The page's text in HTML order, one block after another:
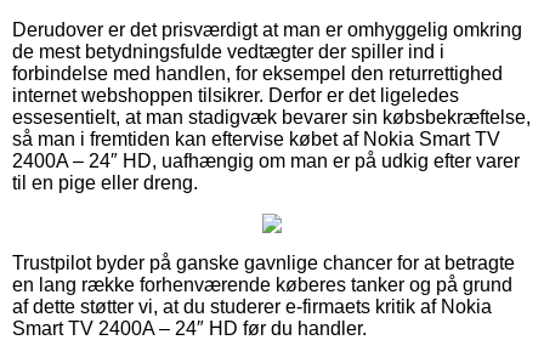
Derudover er det prisværdigt at man er omhyggelig omkring
de mest betydningsfulde vedtægter der spiller ind i
forbindelse med handlen, for eksempel den returrettighed
internet webshoppen tilsikrer. Derfor er det ligeledes
essesentielt, at man stadigvæk bevarer sin købsbekræftelse,
så man i fremtiden kan eftervise købet af Nokia Smart TV
2400A – 24″ HD, uafhængig om man er på udkig efter varer
til en pige eller dreng.
Trustpilot byder på ganske gavnlige chancer for at betragte
en lang række forhenværende køberes tanker og på grund
af dette støtter vi, at du studerer e-firmaets kritik af Nokia
Smart TV 2400A – 24″ HD før du handler.